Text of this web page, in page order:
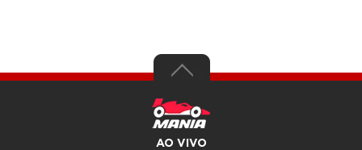
AO VIVO